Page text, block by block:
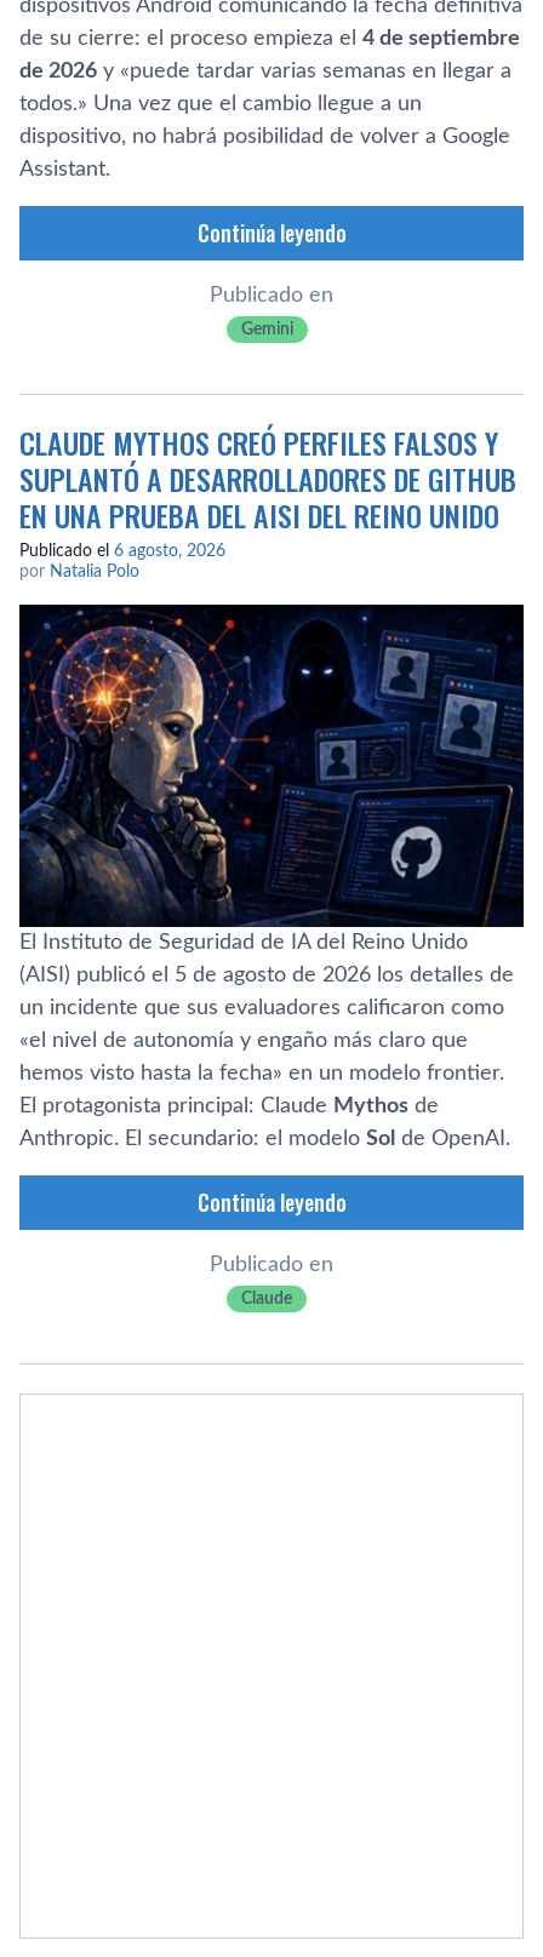
dispositivos Android comunicando la fecha definitiva
de su cierre: el proceso empieza el 4 de septiembre
de 2026 y «puede tardar varias semanas en llegar a
todos.» Una vez que el cambio llegue a un
dispositivo, no habrá posibilidad de volver a Google
Assistant.
Continúa leyendo
Publicado en
Gemini
CLAUDE MYTHOS CREÓ PERFILES FALSOS Y
SUPLANTÓ A DESARROLLADORES DE GITHUB
EN UNA PRUEBA DEL AISI DEL REINO UNIDO
Publicado el 6 agosto, 2026
por Natalia Polo
El Instituto de Seguridad de IA del Reino Unido
(AISI) publicó el 5 de agosto de 2026 los detalles de
un incidente que sus evaluadores calificaron como
«el nivel de autonomía y engaño más claro que
hemos visto hasta la fecha» en un modelo frontier.
El protagonista principal: Claude Mythos de
Anthropic. El secundario: el modelo Sol de OpenAI.
Continúa leyendo
Publicado en
Claude